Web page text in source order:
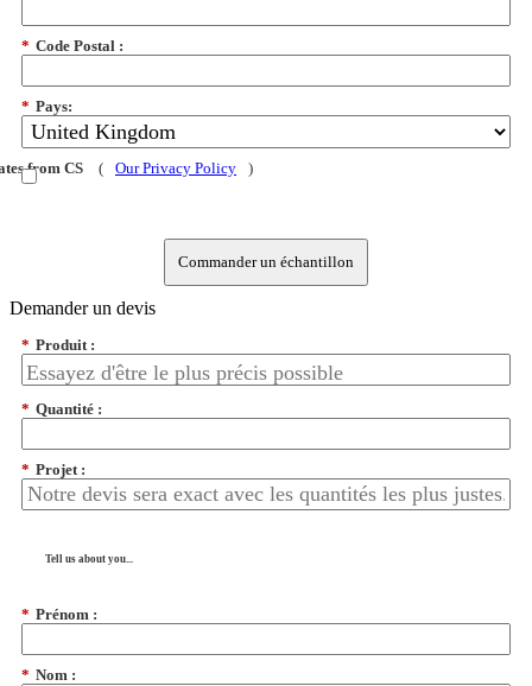
* Code Postal :
* Pays:
from CS ( Our Privacy Policy )
Commander un échantillon
Demander un devis
* Produit :
* Quantité :
* Projet :
Tell us about you...
* Prénom :
* Nom :